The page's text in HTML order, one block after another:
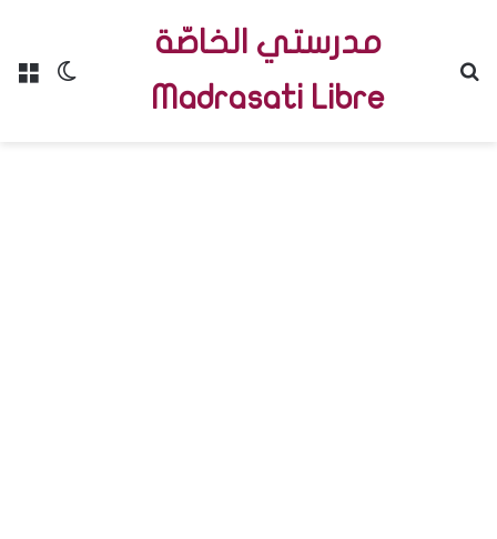
Menu
مدرستي الخاصّة
Madrasati Libre